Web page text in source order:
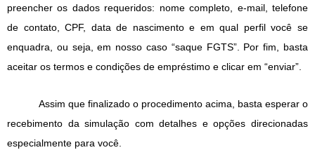
preencher os dados requeridos: nome completo, e-mail, telefone
de contato, CPF, data de nascimento e em qual perfil você se
enquadra, ou seja, em nosso caso “saque FGTS”. Por fim, basta
aceitar os termos e condições de empréstimo e clicar em “enviar”.
Assim que finalizado o procedimento acima, basta esperar o
recebimento da simulação com detalhes e opções direcionadas
especialmente para você.